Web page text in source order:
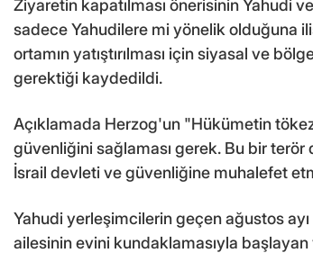
Ziyaretin kapatılması önerisinin Yahudi
sadece Yahudilere mi yönelik olduğuna
ortamın yatıştırılması için siyasal ve
gerektiği kaydedildi.
Açıklamada Herzog'un "Hükümetin
güvenliğini sağlaması gerek. Bu bir
İsrail devleti ve güvenliğine muhalefet
Yahudi yerleşimcilerin geçen ağustos
ailesinin evini kundaklamasıyla